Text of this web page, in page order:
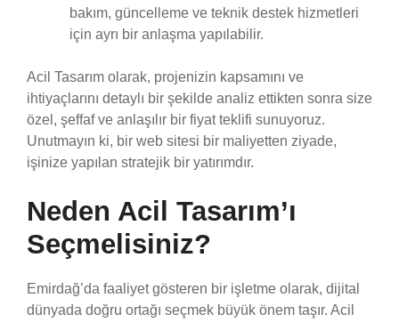
bakım, güncelleme ve teknik destek hizmetleri
için ayrı bir anlaşma yapılabilir.
Acil Tasarım olarak, projenizin kapsamını ve
ihtiyaçlarını detaylı bir şekilde analiz ettikten sonra size
özel, şeffaf ve anlaşılır bir fiyat teklifi sunuyoruz.
Unutmayın ki, bir web sitesi bir maliyetten ziyade,
işinize yapılan stratejik bir yatırımdır.
Neden Acil Tasarım’ı
Seçmelisiniz?
Emirdağ’da faaliyet gösteren bir işletme olarak, dijital
dünyada doğru ortağı seçmek büyük önem taşır. Acil